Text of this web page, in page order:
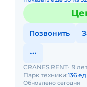
Позвонить
Обновлено сегодня
CRANES.RENT 9
Парк техники:136